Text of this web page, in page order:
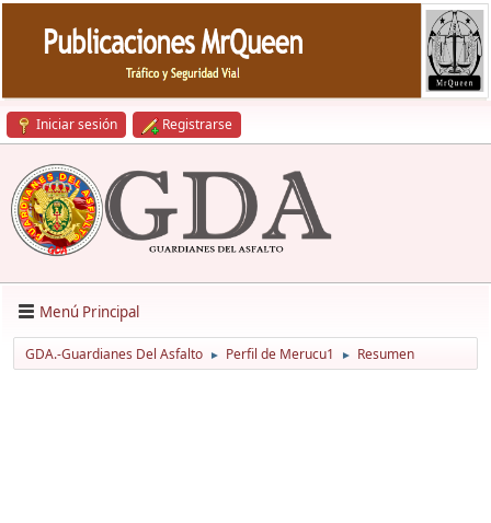
Iniciar sesión Registrarse
Menú Principal
GDA.-Guardianes Del Asfalto ► Perfil de Merucu1 ► Resumen